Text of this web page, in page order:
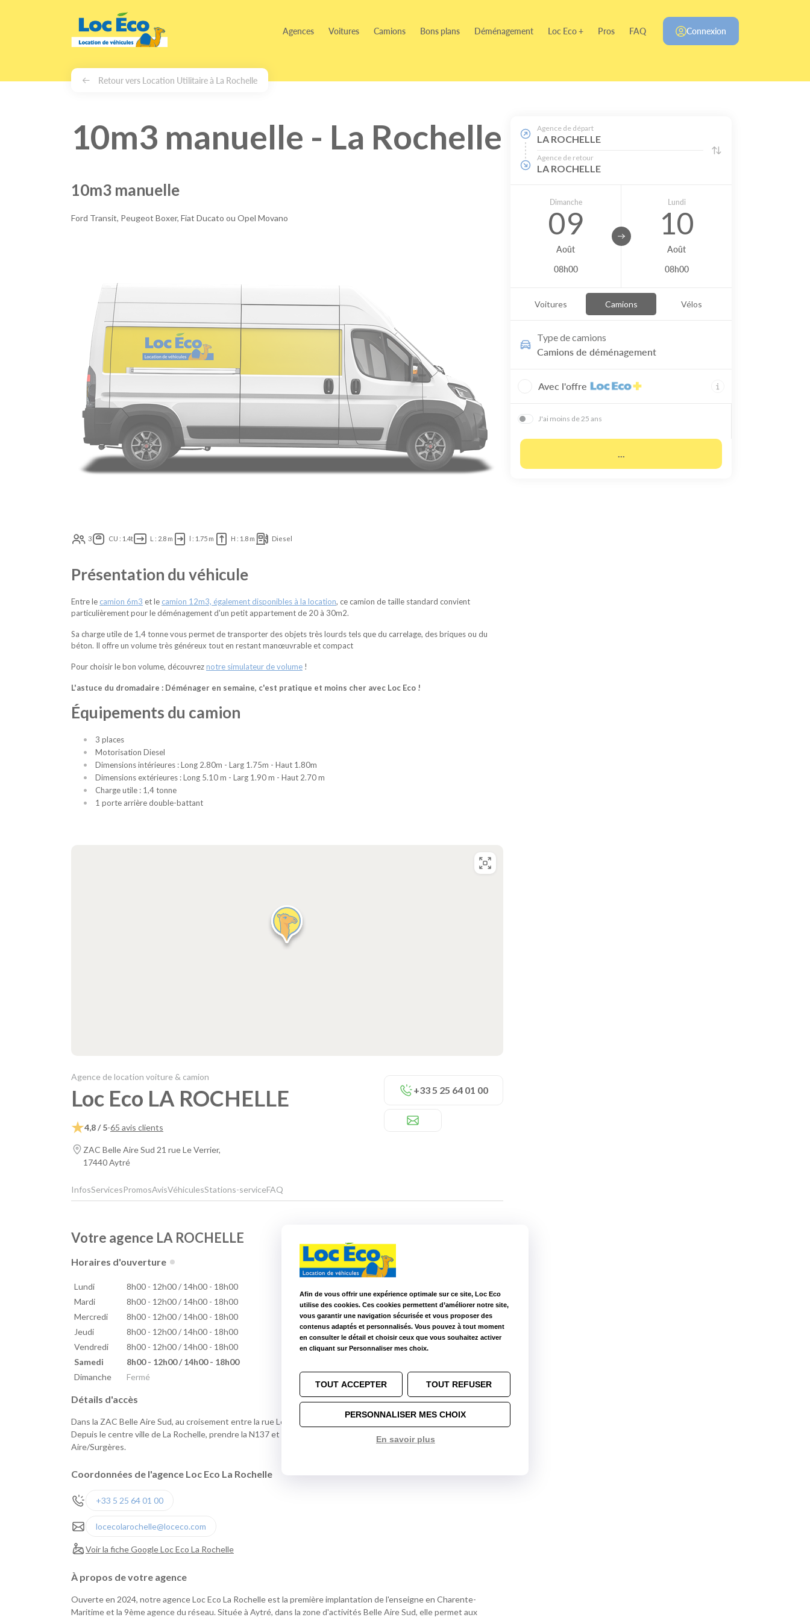
Agences Voitures Camions Bons plans Déménagement Loc Eco + Pros FAQ Connexion
Retour vers Location Utilitaire à La Rochelle
10m3 manuelle - La Rochelle
10m3 manuelle
Ford Transit, Peugeot Boxer, Fiat Ducato ou Opel Movano
3 CU : 1.4t L : 2.8 m l : 1.75 m H : 1.8 m Diesel
Présentation du véhicule
Entre le camion 6m3 et le camion 12m3, également disponibles à la location, ce camion de taille standard convient
particulièrement pour le déménagement d'un petit appartement de 20 à 30m2.
Sa charge utile de 1,4 tonne vous permet de transporter des objets très lourds tels que du carrelage, des briques ou du
béton. Il offre un volume très généreux tout en restant manœuvrable et compact
Pour choisir le bon volume, découvreznotre simulateur de volume !
L'astuce du dromadaire : Déménager en semaine, c'est pratique et moins cher avec Loc Eco !
Équipements du camion
3 places
Motorisation Diesel
Dimensions intérieures : Long 2.80m - Larg 1.75m - Haut 1.80m
Dimensions extérieures : Long 5.10 m - Larg 1.90 m - Haut 2.70 m
Charge utile : 1,4 tonne
1 porte arrière double-battant
Agence de location voiture & camion
Loc Eco LA ROCHELLE
4,8 / 5-65 avis clients
ZAC Belle Aire Sud 21 rue Le Verrier,
17440 Aytré
+33 5 25 64 01 00
InfosServicesPromosAvisVéhiculesStations-serviceFAQ
Votre agence LA ROCHELLE
Horaires d'ouverture
Lundi
8h00 - 12h00 / 14h00 - 18h00
Mardi
8h00 - 12h00 / 14h00 - 18h00
Mercredi
8h00 - 12h00 / 14h00 - 18h00
Jeudi
8h00 - 12h00 / 14h00 - 18h00
Vendredi
8h00 - 12h00 / 14h00 - 18h00
Samedi
8h00 - 12h00 / 14h00 - 18h00
Dimanche
Fermé
Nos autres agences à proximité
Détails d'accès
Dans la ZAC Belle Aire Sud, au croisement entre la rue Le Verrier et la rue Thalès à Aytré au sud de La Rochelle.
Depuis le centre ville de La Rochelle, prendre la N137 et sortir à la D939 en direction de Aytre/Z.I. de Belle
Aire/Surgères.
Coordonnées de l'agence Loc Eco La Rochelle
+33 5 25 64 01 00
locecolarochelle@loceco.com
Voir la fiche Google Loc Eco La Rochelle
À propos de votre agence
Ouverte en 2024, notre agence Loc Eco La Rochelle est la première implantation de l'enseigne en Charente-
Maritime et la 9ème agence du réseau. Située à Aytré, dans la zone d'activités Belle Aire Sud, elle permet aux
Agence de départ
LA ROCHELLE
Agence de retour
LA ROCHELLE
Dimanche
09
Août
08h00
Lundi
10
Août
08h00
Voitures Camions Vélos
Type decamions
Camions de déménagement
Avec l'offre
J'ai moins de 25 ans
Afin de vous offrir une expérience optimale sur ce site, Loc Eco
utilise des cookies. Ces cookies permettent d’améliorer notre site,
vous garantir une navigation sécurisée et vous proposer des
contenus adaptés et personnalisés. Vous pouvez à tout moment
en consulter le détail et choisir ceux que vous souhaitez activer
en cliquant sur Personnaliser mes choix.
TOUT ACCEPTER TOUT REFUSER
PERSONNALISER MES CHOIX
En savoir plus